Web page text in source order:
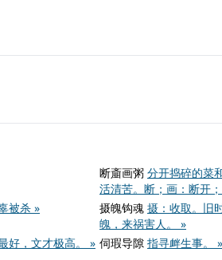
断齑画粥 分开捣碎的菜
活清苦。断；画：断开
被杀 » 摄魄钩魂 摄：收取。旧
魄，来祸害人。 »
好，文才极高。 » 伺瑕导隙 指寻衅生事。 »